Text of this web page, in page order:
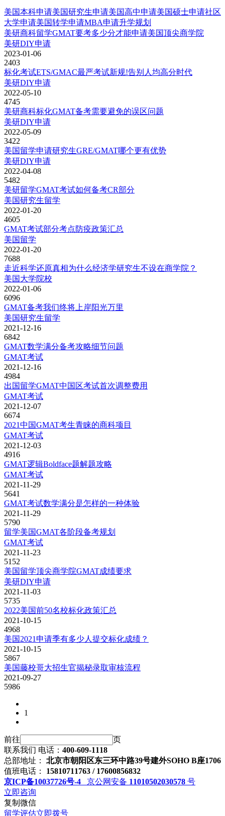
美国本科申请美国研究生申请美国高中申请美国硕士申请社区
大学申请美国转学申请MBA申请升学规划
美研商科留学GMAT要考多少分才能申请美国顶尖商学院
美研DIY申请
2023-01-06
2403
标化考试ETS/GMAC最严考试新规!告别人均高分时代
美研DIY申请
2022-05-10
4745
美研商科标化GMAT备考需要避免的误区问题
美研DIY申请
2022-05-09
3422
美国留学申请研究生GRE/GMAT哪个更有优势
美研DIY申请
2022-04-08
5482
美研留学GMAT考试如何备考CR部分
美国研究生留学
2022-01-20
4605
GMAT考试部分考点防疫政策汇总
美国留学
2022-01-20
7688
走近科学还原真相为什么经济学研究生不设在商学院？
美国大学院校
2022-01-06
6096
GMAT备考我们终将上岸阳光万里
美国研究生留学
2021-12-16
6842
GMAT数学满分备考攻略细节问题
GMAT考试
2021-12-16
4984
出国留学GMAT中国区考试首次调整费用
GMAT考试
2021-12-07
6674
2021中国GMAT考生青睐的商科项目
GMAT考试
2021-12-03
4916
GMAT逻辑Boldface题解题攻略
GMAT考试
2021-11-29
5641
GMAT考试数学满分是怎样的一种体验
2021-11-29
5790
留学美国GMAT各阶段备考规划
GMAT考试
2021-11-23
5152
美国留学顶尖商学院GMAT成绩要求
美研DIY申请
2021-11-03
5735
2022美国前50名校标化政策汇总
2021-10-15
4968
美国2021申请季有多少人提交标化成绩？
2021-10-15
5867
美国藤校哥大招生官揭秘录取审核流程
2021-09-27
5986
1
前往
页
联系我们 电话： 400-609-1118
总部地址： 北京市朝阳区东三环中路39号建外SOHO B座1706
值班电话： 15810711763 / 17600856832
京ICP备10037726号-4 京公网安备 11010502030578 号
立即咨询
复制微信
留学评估立即拨号